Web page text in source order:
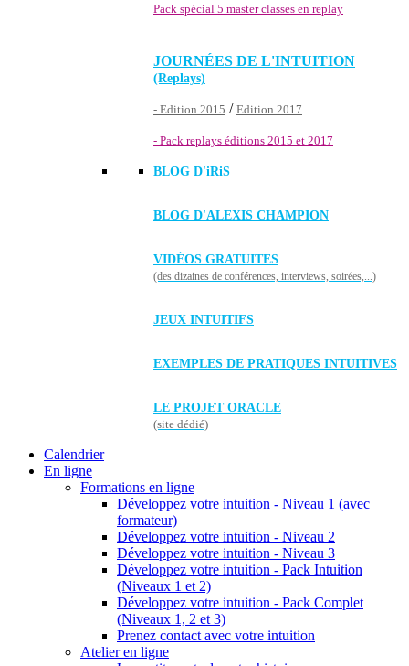
Pack spécial 5 master classes en replay
JOURNÉES DE L'INTUITION
(Replays)
- Edition 2015 / Edition 2017
- Pack replays éditions 2015 et 2017
BLOG D'iRiS
BLOG D'ALEXIS CHAMPION
VIDÉOS GRATUITES
(des dizaines de conférences, interviews, soirées,...)
JEUX INTUITIFS
EXEMPLES DE PRATIQUES INTUITIVES
LE PROJET ORACLE
(site dédié)
Calendrier
En ligne
Formations en ligne
Développez votre intuition - Niveau 1 (avec
formateur)
Développez votre intuition - Niveau 2
Développez votre intuition - Niveau 3
Développez votre intuition - Pack Intuition
(Niveaux 1 et 2)
Développez votre intuition - Pack Complet
(Niveaux 1, 2 et 3)
Prenez contact avec votre intuition
Atelier en ligne